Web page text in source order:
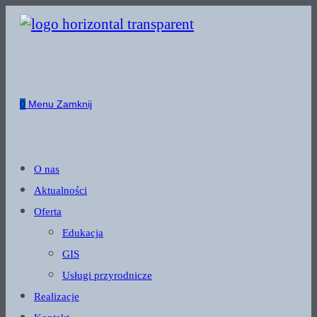
Skip
0 Menu Zamknij
O nas
Aktualności
Oferta
Edukacja
GIS
Usługi przyrodnicze
Realizacje